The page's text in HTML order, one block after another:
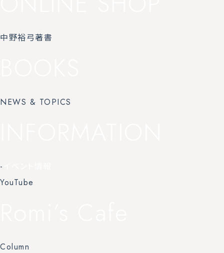
中野裕弓著書
NEWS & TOPICS
-
YouTube
Column